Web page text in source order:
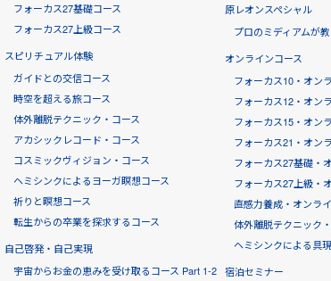
フォーカス27基礎コース
フォーカス27上級コース
スピリチュアル体験
ガイドとの交信コース
時空を超える旅コース
体外離脱テクニック・コース
アカシックレコード・コース
コスミックヴィジョン・コース
ヘミシンクによるヨーガ瞑想コース
祈りと瞑想コース
転生からの卒業を探求するコース
自己啓発・自己実現
宇宙からお金の恵みを受け取るコース Part 1-2
原レオンスペシャル
プロのミディアムが
オンラインコース
フォーカス10・オン
フォーカス12・オン
フォーカス15・オン
フォーカス21・オン
フォーカス27基礎・
フォーカス27上級・
直感力養成・オンラ
体外離脱テクニック
ヘミシンクによる具
宿泊セミナー